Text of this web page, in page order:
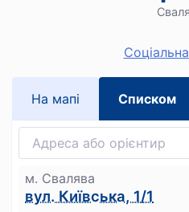
На мапi Списком
м. Свалява
вул. Київська, 1/1